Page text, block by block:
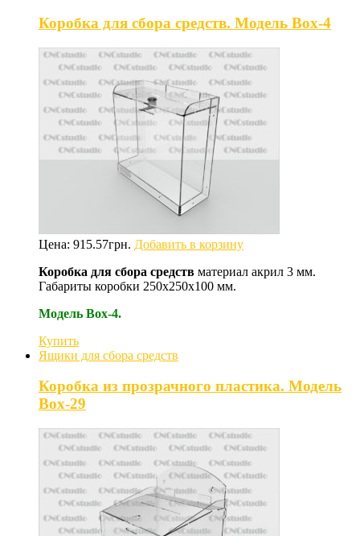
Коробка для сбора средств. Модель Box-4
Цена: 915.57грн. Добавить в корзину
Коробка для сбора средств материал акрил 3 мм.
Габариты коробки 250х250х100 мм.
Модель Box-4.
Купить
Ящики для сбора средств
Коробка из прозрачного пластика. Модель
Box-29